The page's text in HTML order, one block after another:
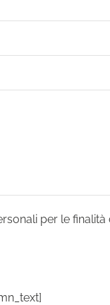
per le finalità